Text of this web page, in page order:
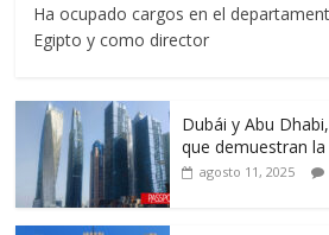
Ha ocupado cargos en el
Egipto y como director
Dubái y Abu
que demuestran
agosto 11, 2025